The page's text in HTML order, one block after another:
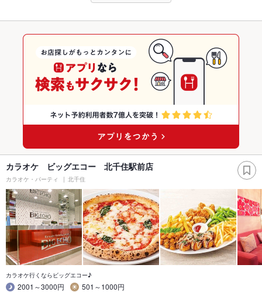
カラオケ ビッグエコー 北千住駅前店
カラオケ・パーティ 北千住
カラオケ行くならビッグエコー♪
2001～3000円
501～1000円